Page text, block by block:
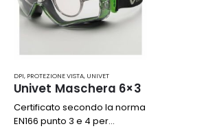
DPI, PROTEZIONE VISTA, UNIVET
Univet Maschera 6×3
Certificato secondo la norma
EN166 punto 3 e 4 per
Buone Vacanze!